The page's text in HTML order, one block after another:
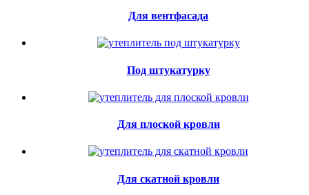
Для вентфасада
Под штукатурку
Для плоской кровли
Для скатной кровли